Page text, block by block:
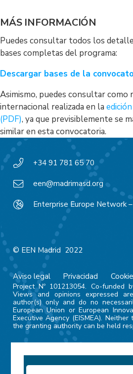
MÁS INFORMACIÓN
Puedes consultar todos los
bases completas del programa:
Descargar bases de la
Asimismo, puedes consultar como
internacional realizada en la
(PDF), ya que previsiblemente se
similar en esta convocatoria.
+34 91 781 65 70
een@madrimasd.org
Enterprise Europe Network –
© EEN Madrid 2022
Aviso legal Privacidad
Project Nº 101213054. Co-funded
Views and opinions expressed
author(s) only and do no
European Union or European
Executive Agency (EISMEA).
the granting authority can be held